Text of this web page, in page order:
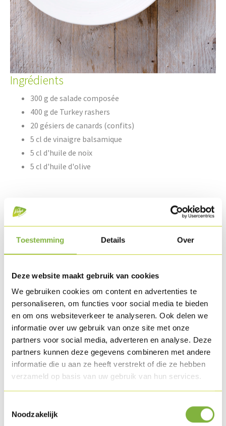
Toestemming Details Over
Deze website maakt gebruik van cookies
We gebruiken cookies om content en advertenties te
personaliseren, om functies voor social media te bieden
en om ons websiteverkeer te analyseren. Ook delen we
informatie over uw gebruik van onze site met onze
partners voor social media, adverteren en analyse. Deze
partners kunnen deze gegevens combineren met andere
informatie die u aan ze heeft verstrekt of die ze hebben
verzameld op basis van uw gebruik van hun services.
Noodzakelijk
Ingrédients
300 g de salade composée
400 g de Turkey rashers
20 gésiers de canards (confits)
5 cl de vinaigre balsamique
5 cl d'huile de noix
5 cl d'huile d'olive
Quelques framboises
Méthode de préparation
Répartissez la salade composée sur les assiettes et faites
cuire brièvement les fines tranches de dinde (Turkey
rashers) dans un peu d'huile d'olive.
Coupez les gésiers de canards en tranches et faites-les cuire
brièvement à la poêle. Salez et poivrez. Retirez les gésiers
Ajoutez à présent l'huile de noix et l'huile d'olive et